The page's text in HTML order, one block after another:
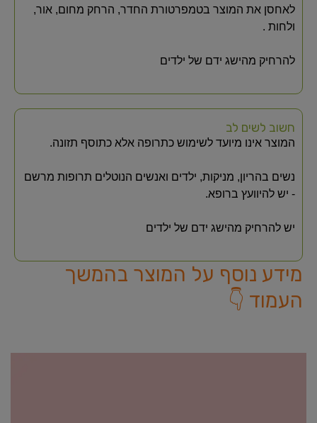
לאחסן את המוצר בטמפרטורת החדר, הרחק מחום, אור,
ולחות .
להרחיק מהישג ידם של ילדים
חשוב לשים לב
המוצר אינו מיועד לשימוש כתרופה אלא כתוסף תזונה.
נשים בהריון, מניקות, ילדים ואנשים הנוטלים תרופות מרשם
- יש להיוועץ ברופא.
יש להרחיק מהישג ידם של ילדים
מידע נוסף על המוצר בהמשך
העמוד 👇